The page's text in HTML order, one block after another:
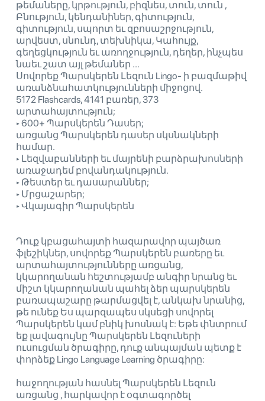
թեմաները, կրթություն, բիզնես, տուն, տուն ,
Բնություն, կենդանիներ, գիտություն,
գիտություն, սպորտ եւ զբոսաշրջություն,
արվեստ, սնունդ, տեխնիկա, Կահույք,
գեղեցկություն եւ առողջություն, դեղեր, ինչպես
նաեւ շատ այլ թեմաներ ...
Սովորեք Պարսկերեն Լեզուն Lingo- ի բազմաթիվ
առանձնահատկությունների միջոցով.
5172 Flashcards, 4141 բառեր, 373
արտահայտություն;
‣ 600+ Պարսկերեն Դասեր;
առցանց Պարսկերեն դասեր սկսնակների
համար.
‣ Լեզվաբանների եւ մայրենի բարձրախոսների
առաջադեմ բովանդակություն.
‣ Թեստեր եւ դասարաններ;
‣ Մրցաշարեր;
‣ Վկայագիր Պարսկերեն
Դուք կբացահայտի հազարավոր պայծառ
ֆլեշիկներ, սովորեք Պարսկերեն բառերը եւ
արտահայտությունները առցանց,
կկարողանան հեշտությամբ անգիր նրանց եւ
միշտ կկարողանան պահել ձեր պարսկերեն
բառապաշարը թարմացվել է, անկախ նրանից,
թե ունեք Ես պարզապես սկսեցի սովորել
Պարսկերեն կամ բնիկ խոսնակ է: Եթե ​​փնտրում
եք լավագույնը Պարսկերեն Լեզուների
ուսուցման ծրագիրը, դուք անպայման պետք է
փորձեք Lingo Language Learning ծրագիրը:
հաջողության հասնել Պարսկերեն Լեզուն
առցանց , հարկավոր է օգտագործել